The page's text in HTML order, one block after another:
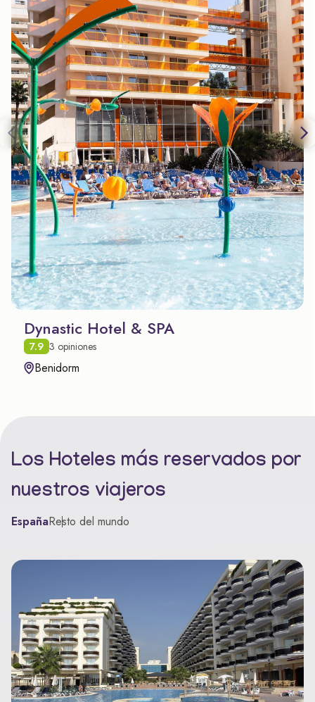
Dynastic Hotel & SPA
7.9 3 opiniones
Benidorm
Los Hoteles más reservados por
nuestros viajeros
EspañaResto del mundo